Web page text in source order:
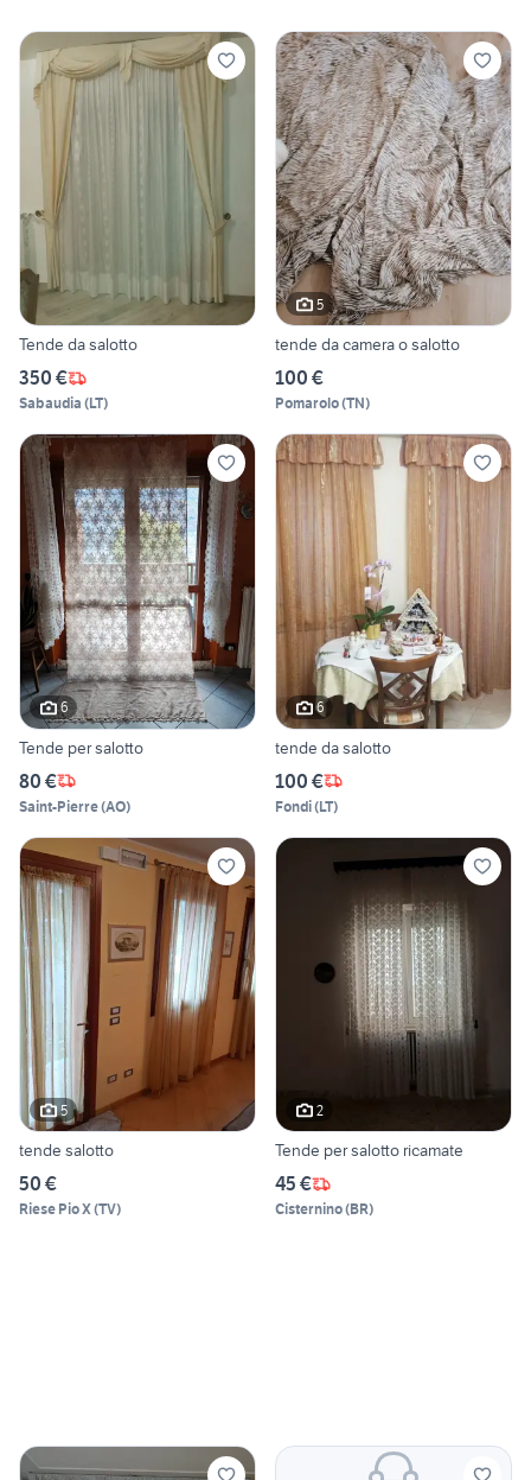
Tende da salotto
350 €
Sabaudia (LT)
5
tende da camera o salotto
100 €
Pomarolo(TN)
6
Tende per salotto
80 €
Saint-Pierre(AO)
6
tende da salotto
100 €
Fondi(LT)
5
tende salotto
50 €
Riese Pio X(TV)
2
Tende per salotto ricamate
45 €
Cisternino(BR)